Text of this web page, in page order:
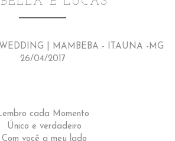
WEDDING | MAMBEBA - ITAUNA -MG
26/04/2017
cada Momento
Único e verdadeiro
Com você a meu lado